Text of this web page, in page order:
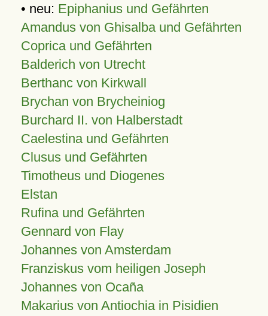
• neu: Epiphanius und Gefährten
Amandus von Ghisalba und Gefährten
Coprica und Gefährten
Balderich von Utrecht
Berthanc von Kirkwall
Brychan von Brycheiniog
Burchard II. von Halberstadt
Caelestina und Gefährten
Clusus und Gefährten
Timotheus und Diogenes
Elstan
Rufina und Gefährten
Gennard von Flay
Johannes von Amsterdam
Franziskus vom heiligen Joseph
Johannes von Ocaña
Makarius von Antiochia in Pisidien